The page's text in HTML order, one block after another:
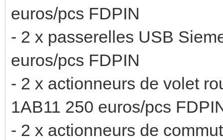
euros/pcs FDPIN
- 2 x passerelles USB
euros/pcs FDPIN
- 2 x actionneurs de volet
1AB11 250 euros/pcs
- 2 x actionneurs de